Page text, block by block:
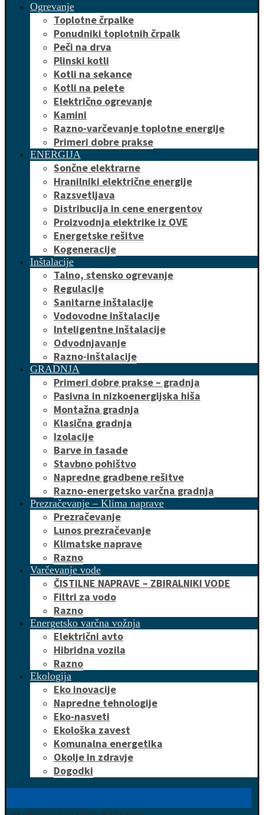
Ogrevanje
Toplotne črpalke
Ponudniki toplotnih črpalk
Peči na drva
Plinski kotli
Kotli na sekance
Kotli na pelete
Električno ogrevanje
Kamini
Razno-varčevanje toplotne energije
Primeri dobre prakse
ENERGIJA
Sončne elektrarne
Hranilniki električne energije
Razsvetljava
Distribucija in cene energentov
Proizvodnja elektrike iz OVE
Energetske rešitve
Kogeneracije
Inštalacije
Talno, stensko ogrevanje
Regulacije
Sanitarne inštalacije
Vodovodne inštalacije
Inteligentne inštalacije
Odvodnjavanje
Razno-inštalacije
GRADNJA
Primeri dobre prakse – gradnja
Pasivna in nizkoenergijska hiša
Montažna gradnja
Klasična gradnja
Izolacije
Barve in fasade
Stavbno pohištvo
Napredne gradbene rešitve
Razno-energetsko varčna gradnja
Prezračevanje – Klima naprave
Prezračevanje
Lunos prezračevanje
Klimatske naprave
Razno
Varčevanje vode
ČISTILNE NAPRAVE – ZBIRALNIKI VODE
Filtri za vodo
Razno
Energetsko varčna vožnja
Električni avto
Hibridna vozila
Razno
Ekologija
Eko inovacije
Napredne tehnologije
Eko-nasveti
Ekološka zavest
Komunalna energetika
Okolje in zdravje
Dogodki